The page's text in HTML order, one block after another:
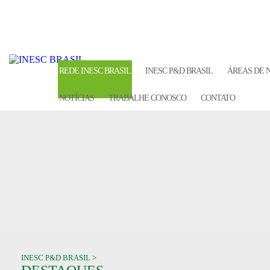
REDE INESC BRASIL INESC P&D BRASIL ÁREAS DE
NOTÍCIAS TRABALHE CONOSCO CONTATO
INESC P&D BRASIL >